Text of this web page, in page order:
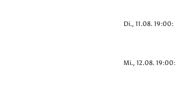
Di., 11.08. 19:00:
Mi., 12.08. 19:00: